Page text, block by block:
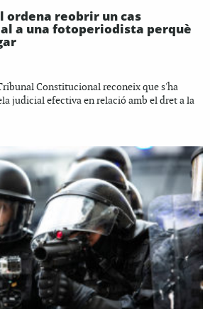
ordena reobrir un cas
a una fotoperiodista perquè
Constitucional reconeix que s'ha
judicial efectiva en relació amb el dret a la